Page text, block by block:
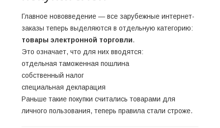
Главное нововведение — все зарубежные интернет-
заказы теперь выделяются в отдельную категорию:
товары электронной торговли.
Это означает, что для них вводятся:
отдельная таможенная пошлина
собственный налог
специальная декларация
Раньше такие покупки считались товарами для
личного пользования, теперь правила стали строже.